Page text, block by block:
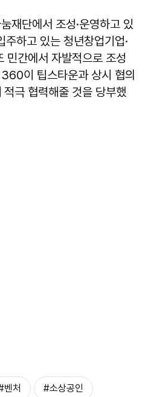
재단에서 조성·운영하고 있
하고 있는 청년창업기업·
민간에서 자발적으로 조성
이 팁스타운과 상시 협의
극 협력해줄 것을 당부했
벤처 #소상공인